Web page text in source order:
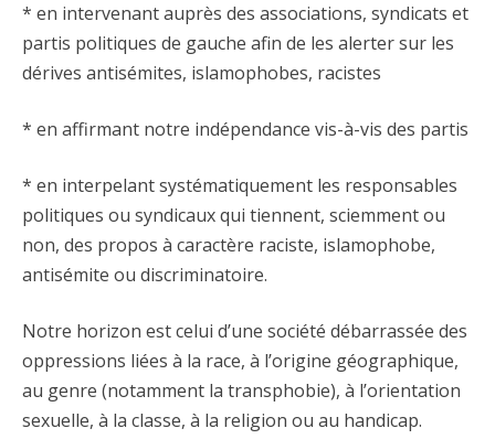
* en intervenant auprès des associations, syndicats et
partis politiques de gauche afin de les alerter sur les
dérives antisémites, islamophobes, racistes
* en affirmant notre indépendance vis-à-vis des partis
* en interpelant systématiquement les responsables
politiques ou syndicaux qui tiennent, sciemment ou
non, des propos à caractère raciste, islamophobe,
antisémite ou discriminatoire.
Notre horizon est celui d’une société débarrassée des
oppressions liées à la race, à l’origine géographique,
au genre (notamment la transphobie), à l’orientation
sexuelle, à la classe, à la religion ou au handicap.